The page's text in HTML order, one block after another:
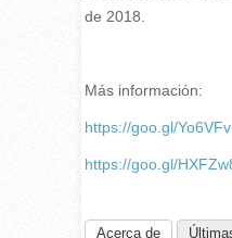
de 2018.
Más información:
https://goo.gl/Yo6VFv
https://goo.gl/
Acerca de